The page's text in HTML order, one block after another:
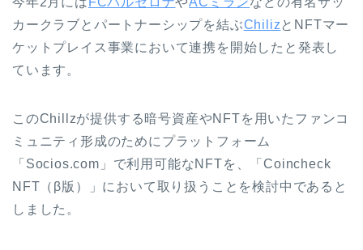
カークラブとパートナーシップを結ぶChiliz とNFTマー
ケットプレイス事業において連携を開始したと発表し
ています。
このChillzが提供する暗号資産やNFTを用いたファンコ
ミュニティ形成のためにプラットフォーム
「Socios.com」で利用可能なNFTを、「Coincheck
NFT（β版）」において取り扱うことを検討中であると
しました。